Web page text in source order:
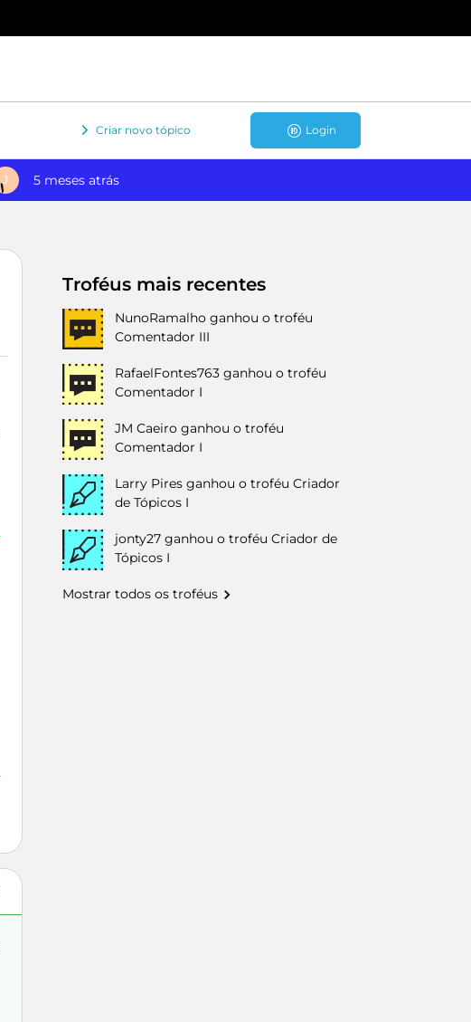
Criar novo tópico Login
J 5 meses atrás
Troféus mais recentes
NunoRamalho ganhou o troféu
Comentador III
RafaelFontes763 ganhou o troféu
Comentador I
JM Caeiro ganhou o troféu
Comentador I
Larry Pires ganhou o troféu Criador
de Tópicos I
jonty27 ganhou o troféu Criador de
Tópicos I
Mostrar todos os troféus